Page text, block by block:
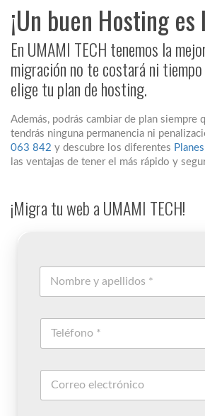
¡Un buen Hosting
En UMAMI TECH tenemos la
migración no te costará ni
elige tu plan de hosting.
Además, podrás cambiar de plan siempre
tendrás ninguna permanencia ni
063 842 y descubre los diferentes
las ventajas de tener el más rápido y
¡Migra tu web a UMAMI TECH!